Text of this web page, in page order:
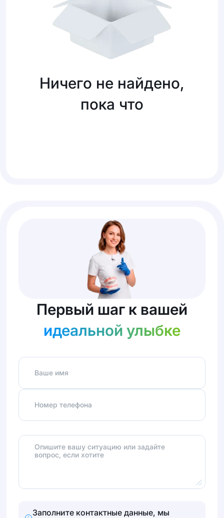
Ничего не найдено,
пока что
Первый шаг к вашей
идеальной улыбке
Ваше имя
Номер телефона
Опишите вашу ситуацию или задайте
вопрос, если хотите
Заполните контактные данные, мы